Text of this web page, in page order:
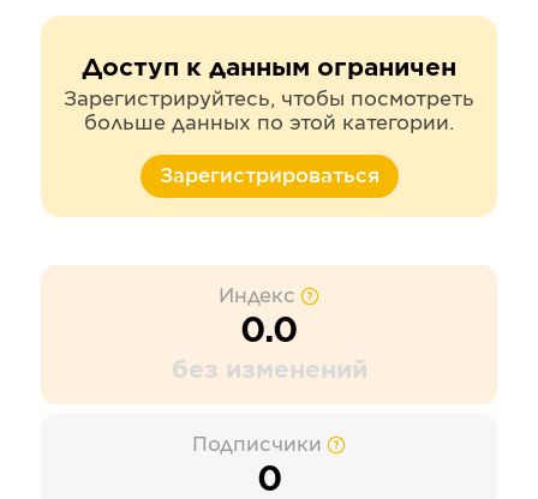
Доступ к данным ограничен
Зарегистрируйтесь, чтобы посмотреть
больше данных по этой категории.
Зарегистрироваться
Индекс
0.0
без изменений
Подписчики
0